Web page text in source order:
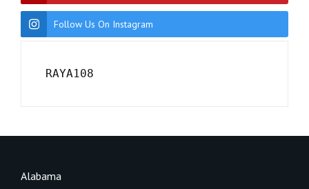
Follow Us On Instagram
RAYA108
Alabama